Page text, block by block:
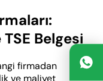
Belgesi
firmadan
ve maliyet